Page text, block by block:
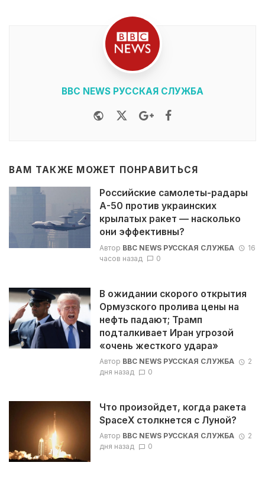
BBC NEWS РУССКАЯ СЛУЖБА
WebsiteTwitterGoogle+
ВАМ ТАКЖЕ МОЖЕТ ПОНРАВИТЬСЯ
Российские самолеты-радары
А-50 против украинских
крылатых ракет — насколько
они эффективны?
Автор BBC NEWS РУССКАЯ СЛУЖБА
16
часов назад
0
В ожидании скорого открытия
Ормузского пролива цены на
нефть падают; Трамп
подталкивает Иран угрозой
«очень жесткого удара»
Автор BBC NEWS РУССКАЯ СЛУЖБА
2
дня назад
0
Что произойдет, когда ракета
SpaceX столкнется с Луной?
Автор BBC NEWS РУССКАЯ СЛУЖБА
2
дня назад
0